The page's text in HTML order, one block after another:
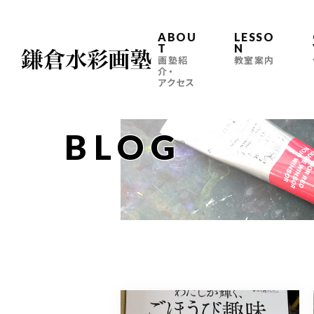
ABOU
T
画塾紹
介・
アクセス
LESSO
N
教室案内
BLOG